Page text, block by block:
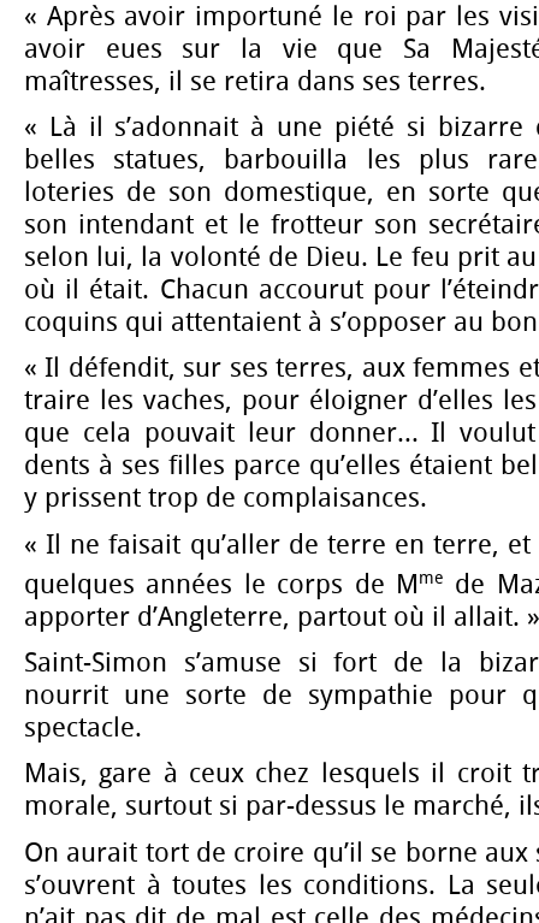
« Après avoir importuné le roi par les
avoir eues sur la vie que Sa
maîtresses, il se retira dans ses terres.
« Là il s’adonnait à une piété si bizarre
belles statues, barbouilla les plus
loteries de son domestique, en sorte
son intendant et le frotteur son
selon lui, la volonté de Dieu. Le feu prit
où il était. Chacun accourut pour
coquins qui attentaient à s’opposer au
« Il défendit, sur ses terres, aux femmes
traire les vaches, pour éloigner d’elles
que cela pouvait leur donner... Il
dents à ses filles parce qu’elles étaient
y prissent trop de complaisances.
« Il ne faisait qu’aller de terre en terre,
quelques années le corps de Mme
de
apporter d’Angleterre, partout où il allait. »
Saint-Simon s’amuse si fort de la
nourrit une sorte de sympathie pour
spectacle.
Mais, gare à ceux chez lesquels il croit
morale, surtout si par-dessus le marché,
On aurait tort de croire qu’il se borne aux
s’ouvrent à toutes les conditions. La